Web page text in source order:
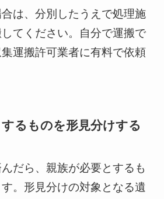
は、分別したうえで処理施
てください。自分で運搬で
運搬許可業者に有料で依頼
るものを形見分けする
だら、親族が必要とするも
。形見分けの対象となる遺